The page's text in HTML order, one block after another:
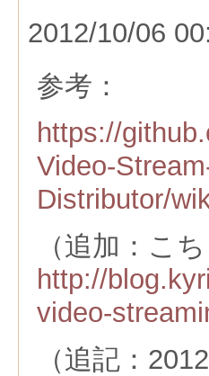
2012/10/06
参考：
https://
Video-
Distributor/
（追加：こ
http://
video-
（追記：